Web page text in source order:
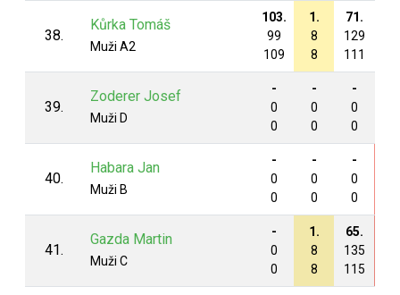
38.
Kůrka Tomáš
Muži A2
103.
99
109
1.
8
8
71.
129
111
39.
Zoderer Josef
Muži D
-
0
0
-
0
0
-
0
0
40.
Habara Jan
Muži B
-
0
0
-
0
0
-
0
0
41.
Gazda Martin
Muži C
-
0
0
1.
8
8
65.
135
115